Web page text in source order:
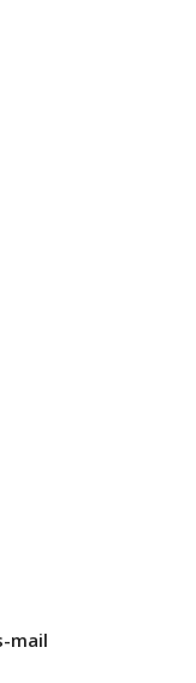
mail